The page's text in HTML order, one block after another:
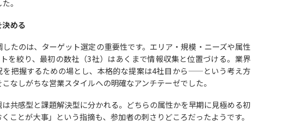
。
決める
たのは、ターゲット選定の重要性です。エリア・規模・ニーズや属性
を絞り、最初の数社（3社）はあくまで情報収集と位置づける。業界
を把握するための場とし、本格的な提案は4社目から——という考え方
なしがちな営業スタイルへの明確なアンチテーゼでした。
は共感型と課題解決型に分かれる。どちらの属性かを早期に見極める初
ことが大事」という指摘も、参加者の刺さりどころだったようです。